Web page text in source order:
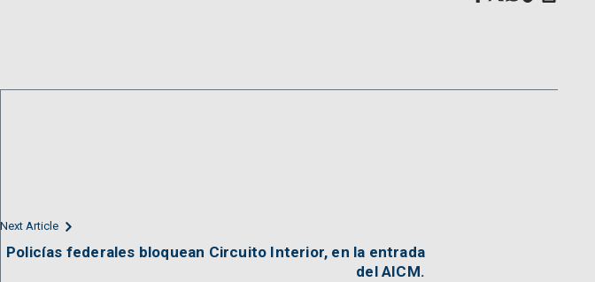
Next Article
Policías federales bloquean Circuito Interior, en la entrada
del AICM.